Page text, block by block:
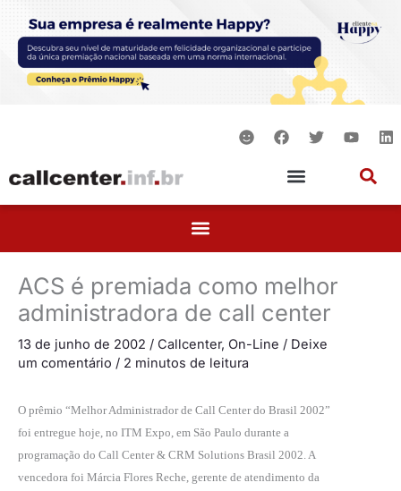
conteúdo
S
m
F
a
e
b
o
T
w
e
Y
o
b
L
i
d
ACS é premiada como melhor
administradora de call center
13 de junho de 2002 / Callcenter, On-Line / Deixe
um comentário / 2 minutos de leitura
O prêmio “Melhor Administrador de Call Center do Brasil 2002”
foi entregue hoje, no ITM Expo, em São Paulo durante a
programação do Call Center & CRM Solutions Brasil 2002. A
vencedora foi Márcia Flores Reche, gerente de atendimento da